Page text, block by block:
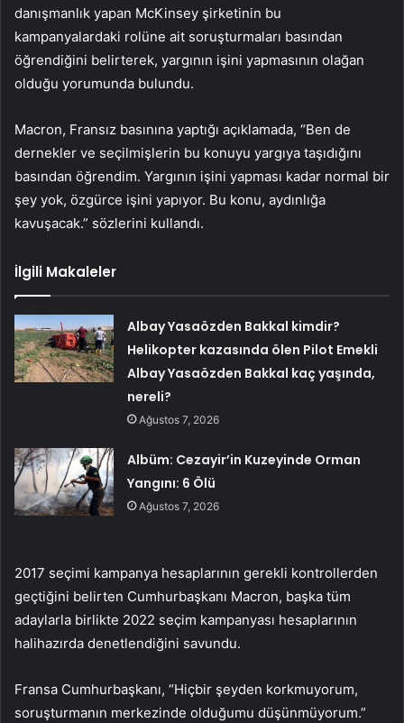
danışmanlık yapan McKinsey şirketinin bu
kampanyalardaki rolüne ait soruşturmaları basından
öğrendiğini belirterek, yargının işini yapmasının olağan
olduğu yorumunda bulundu.
Macron, Fransız basınına yaptığı açıklamada, “Ben de
dernekler ve seçilmişlerin bu konuyu yargıya taşıdığını
basından öğrendim. Yargının işini yapması kadar normal bir
şey yok, özgürce işini yapıyor. Bu konu, aydınlığa
kavuşacak.” sözlerini kullandı.
İlgili Makaleler
Albay Yasaözden Bakkal kimdir?
Helikopter kazasında ölen Pilot Emekli
Albay Yasaözden Bakkal kaç yaşında,
nereli?
Ağustos 7, 2026
Albüm: Cezayir’in Kuzeyinde Orman
Yangını: 6 Ölü
Ağustos 7, 2026
2017 seçimi kampanya hesaplarının gerekli kontrollerden
geçtiğini belirten Cumhurbaşkanı Macron, başka tüm
adaylarla birlikte 2022 seçim kampanyası hesaplarının
halihazırda denetlendiğini savundu.
Fransa Cumhurbaşkanı, “Hiçbir şeyden korkmuyorum,
soruşturmanın merkezinde olduğumu düşünmüyorum.”